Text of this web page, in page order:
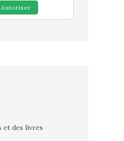
Autoriser
et des livres